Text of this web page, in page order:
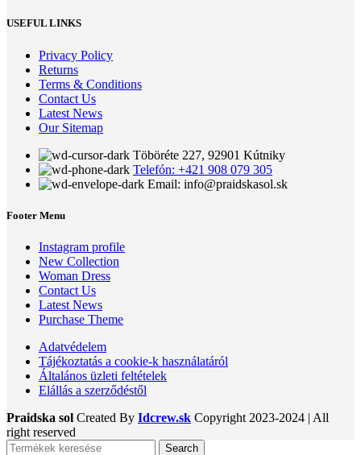
USEFUL LINKS
Privacy Policy
Returns
Terms & Conditions
Contact Us
Latest News
Our Sitemap
Töböréte 227, 92901 Kútniky
Telefón: +421 908 079 305
Email: info@praidskasol.sk
Footer Menu
Instagram profile
New Collection
Woman Dress
Contact Us
Latest News
Purchase Theme
Adatvédelem
Tájékoztatás a cookie-k használatáról
Általános üzleti feltételek
Elállás a szerződéstől
Praidska sol Created By Idcrew.sk Copyright 2023-2024 | All
right reserved
Search